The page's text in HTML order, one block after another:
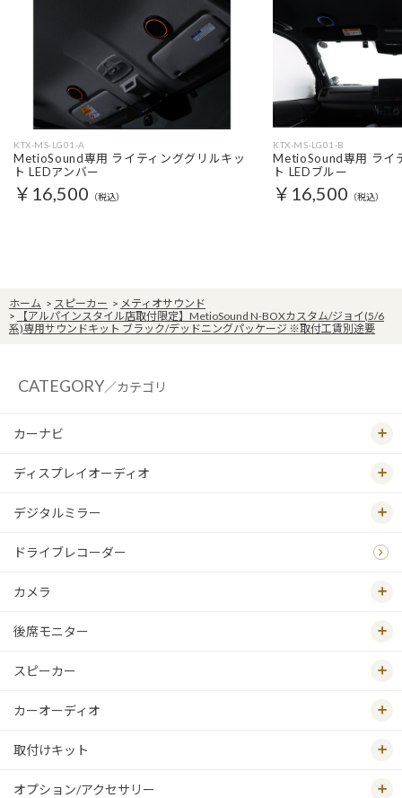
KTX-MS-LG01-A
MetioSound専用 ライティンググリルキッ
ト LEDアンバー
￥16,500 （税込）
KTX-MS-LG01-B
MetioSound専用 ライ
ト LEDブルー
￥16,500 （税込）
ホーム > スピーカー > メティオサウンド
>
【アルパインスタイル店取付限定】MetioSound N-BOXカスタム/ジョイ(5/6
系)専用サウンドキット ブラック/デッドニングパッケージ ※取付工賃別途要
CATEGORY／カテゴリ
カーナビ
ディスプレイオーディオ
デジタルミラー
ドライブレコーダー
カメラ
後席モニター
スピーカー
カーオーディオ
取付けキット
オプション/アクセサリー